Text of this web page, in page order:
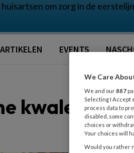
om zorg in de
ARTIKELEN EVENTS
kwalen
We Care
We and our887
Selecting I Accept
process data to
disabled, some
choices or
Your choices will
Would you rather